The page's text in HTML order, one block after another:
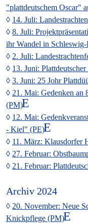
"plattdeutschem Oscar"
14. Juli:
8. Juli:
ihr Wandel in
2. Juli:
13. Juni:
3. Juni: 25 Johr
21. Mai: Gedenken an
(PM)
12. Mai:
- Kiel" (PE)
11. März: Klausdorfer
27. Februar:
21. Februar:
Archiv 2024
20. November: Neue
Knickpflege (PM)